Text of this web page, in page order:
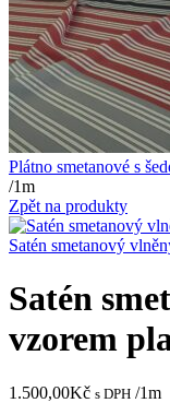
Plátno smetanové s
/1m
Zpět na produkty
Satén smetanový
Satén
vzorem
1.500,00Kč s DPH /1m